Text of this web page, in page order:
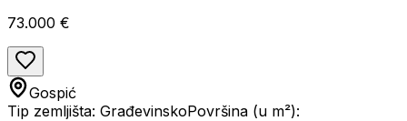
73.000 €
Gospić
Tip zemljišta: GrađevinskoPovršina (u m²):